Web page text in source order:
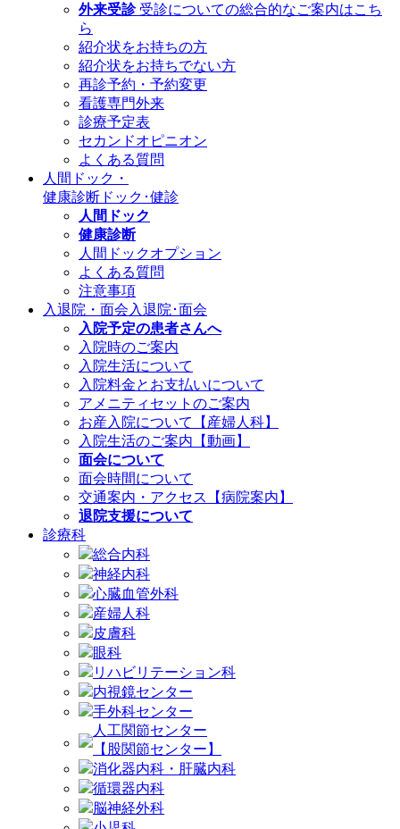
外来受診 受診についての総合的なご案内はこち
ら
紹介状をお持ちの方
紹介状をお持ちでない方
再診予約・予約変更
看護専門外来
診療予定表
セカンドオピニオン
よくある質問
人間ドック・
健康診断 ドック･健診
人間ドック
健康診断
人間ドックオプション
よくある質問
注意事項
入退院・面会 入退院･面会
入院予定の患者さんへ
入院時のご案内
入院生活について
入院料金とお支払いについて
アメニティセットのご案内
お産入院について【産婦人科】
入院生活のご案内【動画】
面会について
面会時間について
交通案内・アクセス【病院案内】
退院支援について
診療科
総合内科
神経内科
心臓血管外科
産婦人科
皮膚科
眼科
リハビリテーション科
内視鏡センター
手外科センター
人工関節センター
【股関節センター】
消化器内科・肝臓内科
循環器内科
脳神経外科